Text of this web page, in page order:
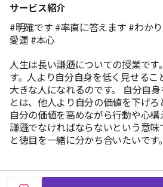
サービス紹介
#明確です #率直に答えます #わか
愛運 #本心
人生は長い謙遜についての授業です
す。人より自分自身を低く見せる
大きな人になれるのです。 自分自
とは、他人より自分の価値を下げろ
自分の価値を高めながら行動や心
謙遜でなければならないという意
と徳目を一緒に分かち合いたいです。